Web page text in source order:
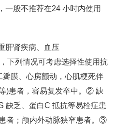
一般不推荐在24 小时内使用
肝肾疾病、血压
下列情况可考虑选择性使用抗
膜、心房颤动，心肌梗死伴
)患者，容易复发卒中。② 缺
缺乏、蛋白C 抵抗等易栓症患
者；颅内外动脉狭窄患者。③